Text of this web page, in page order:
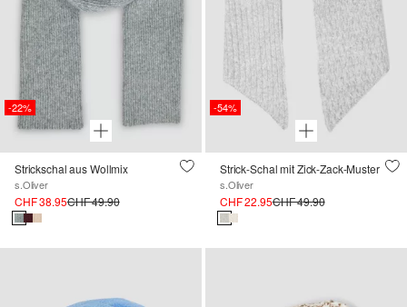
-22%
Strickschal aus Wollmix
s.Oliver
CHF 38.95CHF 49.90
-54%
Strick-Schal mit Zick-Zack-Muster
s.Oliver
CHF 22.95CHF 49.90